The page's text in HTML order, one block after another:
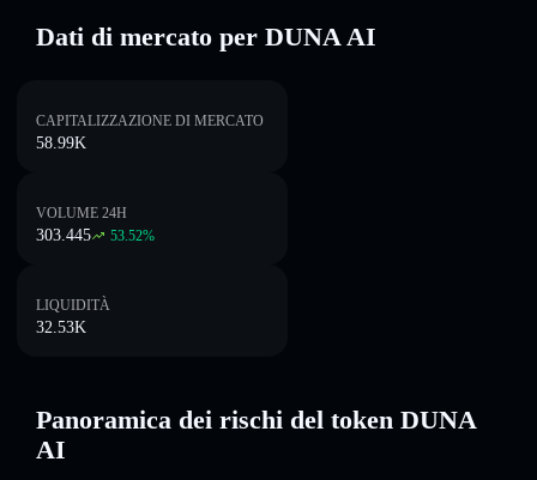
Dati di mercato per DUNA AI
CAPITALIZZAZIONE DI MERCATO
58.99K
VOLUME 24H
303.445 53.52%
LIQUIDITÀ
32.53K
Panoramica dei rischi del token DUNA
AI